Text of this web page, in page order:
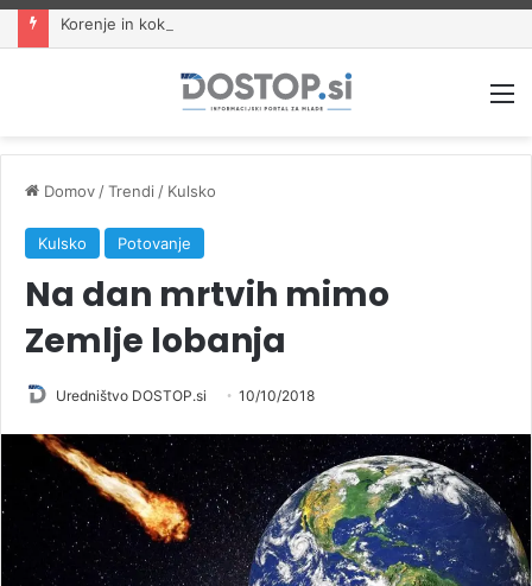
Domov /Trendi / Kulsko
Kulsko Potovanje
Na dan mrtvih mimo
Zemlje lobanja
Uredništvo DOSTOP.si 10/10/2018